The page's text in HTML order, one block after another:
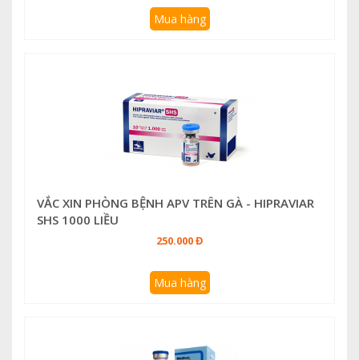
Mua hàng
VẮC XIN PHÒNG BỆNH APV TRÊN GÀ - HIPRAVIAR
SHS 1000 LIỀU
250.000 Đ
Mua hàng